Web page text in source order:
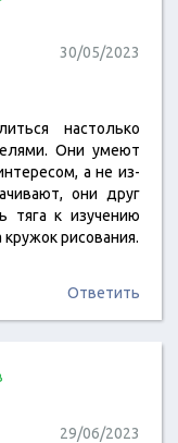
30/05/2023
настолько
Они умеют
а не из-
они друг
тяга к изучению
кружок рисования.
Ответить
29/06/2023